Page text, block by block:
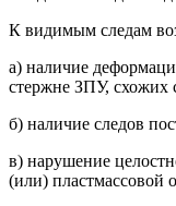
К видимым следам
а) наличие
стержне ЗПУ, схожих
б) наличие следов
в) нарушение
(или) пластмассовой